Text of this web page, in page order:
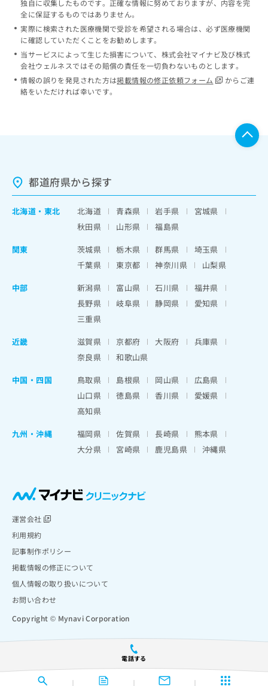
電話する
独自に収集したものです。正確な情報に努めておりますが、内容を完
全に保証するものではありません。
実際に検索された医療機関で受診を希望される場合は、必ず医療機関
に確認していただくことをお勧めします。
当サービスによって生じた損害について、株式会社マイナビ及び株式
会社ウェルネスではその賠償の責任を一切負わないものとします。
情報の誤りを発見された方は掲載情報の修正依頼フォーム
からご連
絡をいただければ幸いです。
都道府県から探す
北海道 ・ 東北 北海道 青森県 岩手県
宮城県
秋田県
山形県
福島県
関東
茨城県 栃木県 群馬県
埼玉県
千葉県
東京都 神奈川県
山梨県
中部
新潟県 富山県 石川県
福井県
長野県
岐阜県 静岡県
愛知県
三重県
近畿
滋賀県 京都府 大阪府
兵庫県
奈良県
和歌山県
中国・四国
鳥取県 島根県 岡山県
広島県
山口県
徳島県 香川県
愛媛県
高知県
九州・沖縄
福岡県 佐賀県 長崎県
熊本県
大分県
宮崎県 鹿児島県 沖縄県
運営会社
利用規約
記事制作ポリシー
掲載情報の修正について
個人情報の取り扱いについて
お問い合わせ
Copyright © Mynavi Corporation